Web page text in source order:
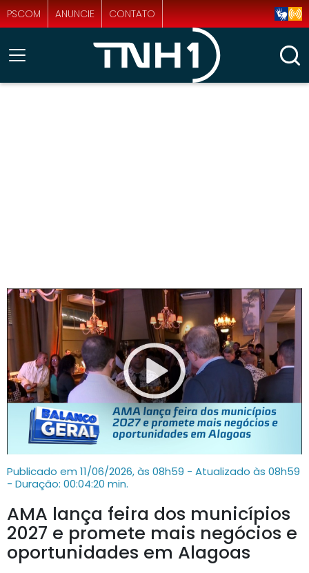
PSCOM ANUNCIE CONTATO
Publicado em 11/06/2026, às 08h59 - Atualizado às 08h59
- Duração: 00:04:20 min.
AMA lança feira dos municípios
2027 e promete mais negócios e
oportunidades em Alagoas